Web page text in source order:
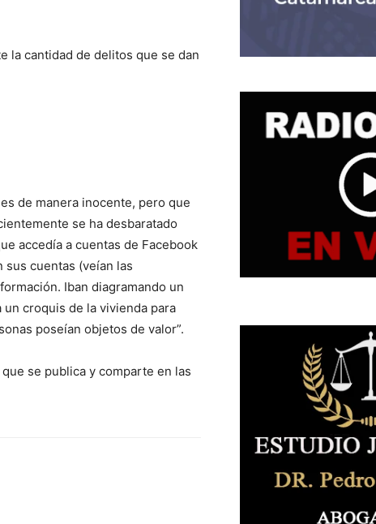
la cantidad de delitos que se dan
de manera inocente, pero que
se ha desbaratado
accedía a cuentas de Facebook
sus cuentas (veían las
Iban diagramando un
un croquis de la vivienda para
poseían objetos de valor”.
se publica y comparte en las